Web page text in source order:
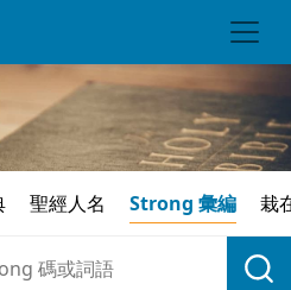
聖經人名 Strong 彙編 栽